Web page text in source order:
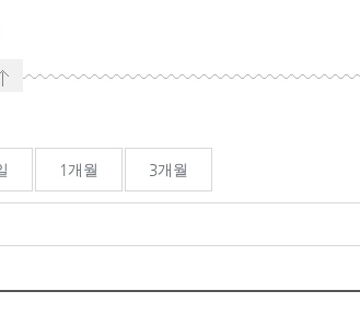
1개월 3개월